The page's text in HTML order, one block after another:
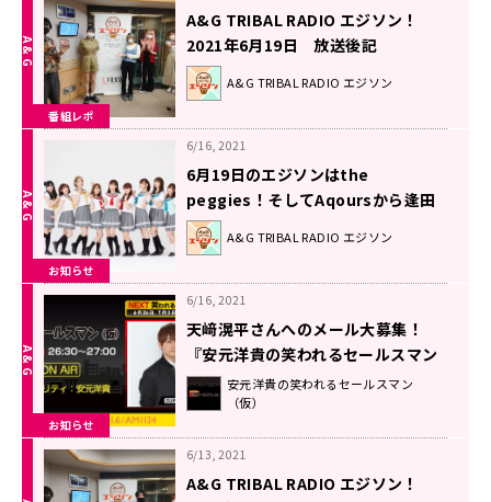
番組レポ
A&G TRIBAL RADIO エジソン！
2021年6月19日 放送後記
A&G TRIBAL RADIO エジソン
お知らせ
6/16, 2021
6月19日のエジソンはthe
peggies！そしてAqoursから逢田
梨香子さん＆鈴木愛奈さんが登場♪
A&G TRIBAL RADIO エジソン
お知らせ
6/16, 2021
天﨑滉平さんへのメール大募集！
『安元洋貴の笑われるセールスマン
（仮）』安元洋貴の笑われるセールスマン
（仮）
6/13, 2021
A&G TRIBAL RADIO エジソン！